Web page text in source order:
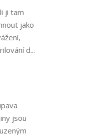
ji tam
jako
d...
jsou